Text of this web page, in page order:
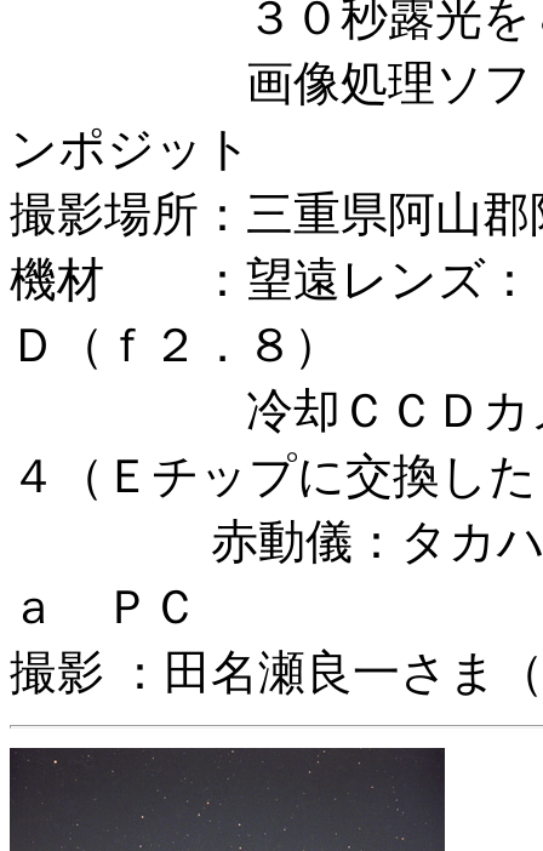
３０秒露光を８
画像処理ソフト：
ンポジット
撮影場所：三重県阿山
機材 ：望遠レンズ：
Ｄ（ｆ２．８）
冷却ＣＣＤカメ
４（Ｅチップに交換し
赤動儀：タカハシ
ａ ＰＣ
撮影 ：田名瀬良一さま